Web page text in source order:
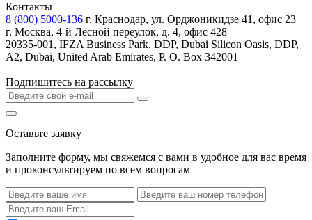
Контакты
8 (800) 5000-136 г. Краснодар, ул. Орджоникидзе 41, офис 23
г. Москва, 4-й Лесной переулок, д. 4, офис 428
20335-001, IFZA Business Park, DDP, Dubai Silicon Oasis, DDP,
A2, Dubai, United Arab Emirates, P. O. Box 342001
Подпишитесь на рассылку
Оставьте заявку
Заполните форму, мы свяжемся с вами в удобное для вас время
и проконсультируем по всем вопросам